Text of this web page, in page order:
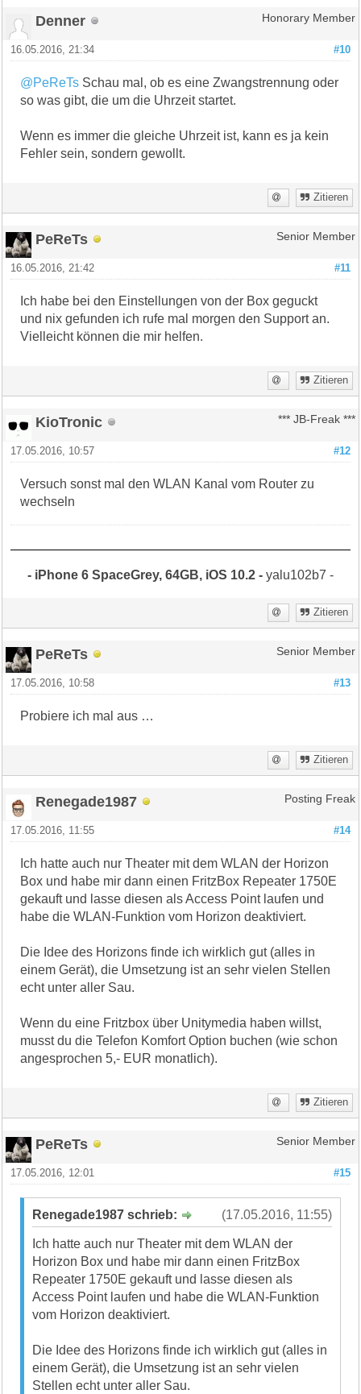
Denner Honorary Member
#10
16.05.2016, 21:34
@PeReTs Schau mal, ob es eine Zwangstrennung oder
so was gibt, die um die Uhrzeit startet.
Wenn es immer die gleiche Uhrzeit ist, kann es ja kein
Fehler sein, sondern gewollt.
Zitieren
PeReTs Senior Member
#11
16.05.2016, 21:42
Ich habe bei den Einstellungen von der Box geguckt
und nix gefunden ich rufe mal morgen den Support an.
Vielleicht können die mir helfen.
Zitieren
KioTronic *** JB-Freak ***
#12
17.05.2016, 10:57
Versuch sonst mal den WLAN Kanal vom Router zu
wechseln
- iPhone 6 SpaceGrey, 64GB, iOS 10.2 -yalu102b7 -
Zitieren
PeReTs Senior Member
#13
17.05.2016, 10:58
Probiere ich mal aus …
Zitieren
Renegade1987 Posting Freak
#14
17.05.2016, 11:55
Ich hatte auch nur Theater mit dem WLAN der Horizon
Box und habe mir dann einen FritzBox Repeater 1750E
gekauft und lasse diesen als Access Point laufen und
habe die WLAN-Funktion vom Horizon deaktiviert.
Die Idee des Horizons finde ich wirklich gut (alles in
einem Gerät), die Umsetzung ist an sehr vielen Stellen
echt unter aller Sau.
Wenn du eine Fritzbox über Unitymedia haben willst,
musst du die Telefon Komfort Option buchen (wie schon
angesprochen 5,- EUR monatlich).
Zitieren
PeReTs Senior Member
#15
17.05.2016, 12:01
(17.05.2016, 11:55)
Renegade1987 schrieb:
Ich hatte auch nur Theater mit dem WLAN der
Horizon Box und habe mir dann einen FritzBox
Repeater 1750E gekauft und lasse diesen als
Access Point laufen und habe die WLAN-Funktion
vom Horizon deaktiviert.
Die Idee des Horizons finde ich wirklich gut (alles in
einem Gerät), die Umsetzung ist an sehr vielen
Stellen echt unter aller Sau.